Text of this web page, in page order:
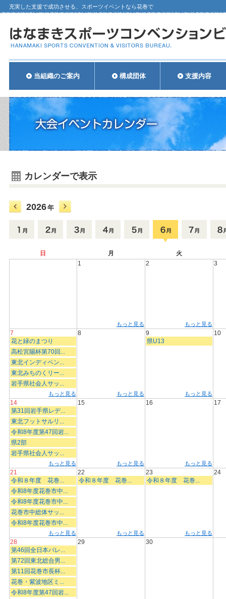
充実した支援で成功させる、スポーツイベントなら花巻で
当組織のご案内 構成団体 支援内容
カレンダーで表示
2026年
日 月
火
1
もっと見る
2
もっと見る
3
7
花と緑のまつり
高松宮賜杯第70回...
東北インディペン...
東北みちのくリー...
岩手県社会人サッ...
もっと見る
8
もっと見る
9
県U13
もっと見る
10
14
第31回岩手県レデ...
東北フットサルリ...
令和8年度第47回岩...
県2部
岩手県社会人サッ...
もっと見る
15
もっと見る
16
もっと見る
17
21
令和８年度 花巻...
令和8年度花巻市中...
令和8年度花巻市中...
花巻市中総体サッ...
令和8年度花巻市中...
もっと見る
22
令和８年度 花巻...
もっと見る
23
令和８年度 花巻...
もっと見る
24
28
第46回全日本バレ...
第72回東北総合男...
第11回花巻市長杯...
花巻・紫波地区ミ...
令和8年度第47回岩...
29 30